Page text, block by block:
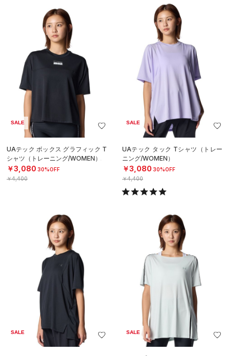
SALE
UAテック ボックス グラフィック T
シャツ（トレーニング/WOMEN）
￥3,080 30%OFF
￥4,400
SALE
UAテック タック Tシャツ（トレー
ニング/WOMEN）
￥3,080 30%OFF
￥4,400
SALE SALE